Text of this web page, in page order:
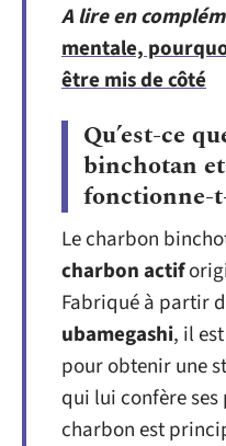
A lire en
mentale,
être mis de côté
Qu’est-ce
binchotan
fonctionne-
Le charbon
charbon actif
Fabriqué à partir
ubamegashi, il
pour obtenir une
qui lui confère
charbon est